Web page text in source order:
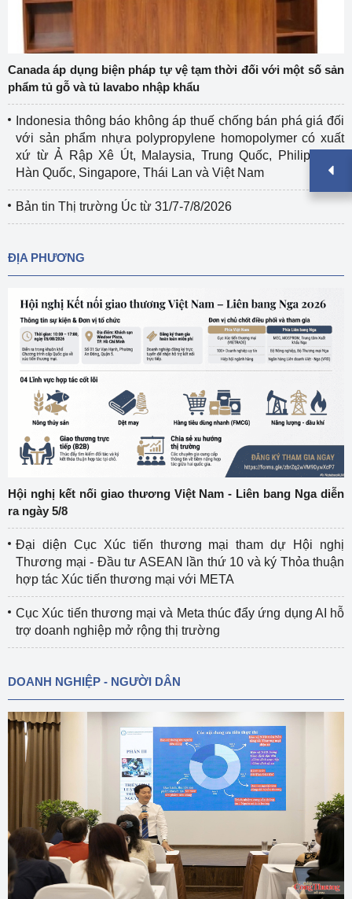
Canada áp dụng biện pháp tự vệ tạm thời đối với một số sản
phẩm tủ gỗ và tủ lavabo nhập khẩu
Indonesia thông báo không áp thuế chống bán phá giá đối
với sản phẩm nhựa polypropylene homopolymer có xuất
xứ từ Ả Rập Xê Út, Malaysia, Trung Quốc, Philippines,
Hàn Quốc, Singapore, Thái Lan và Việt Nam
Bản tin Thị trường Úc từ 31/7-7/8/2026
ĐỊA PHƯƠNG
Hội nghị kết nối giao thương Việt Nam - Liên bang Nga diễn
ra ngày 5/8
Đại diện Cục Xúc tiến thương mại tham dự Hội nghị
Thương mại - Đầu tư ASEAN lần thứ 10 và ký Thỏa thuận
hợp tác Xúc tiến thương mại với META
Cục Xúc tiến thương mại và Meta thúc đẩy ứng dụng AI hỗ
trợ doanh nghiệp mở rộng thị trường
DOANH NGHIỆP - NGƯỜI DÂN